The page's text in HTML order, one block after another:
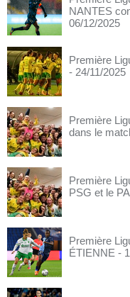
NANTES
06/12/2025
Première
- 24/11/2025
Première
dans le
Première
PSG et le
Première
ÉTIENNE -